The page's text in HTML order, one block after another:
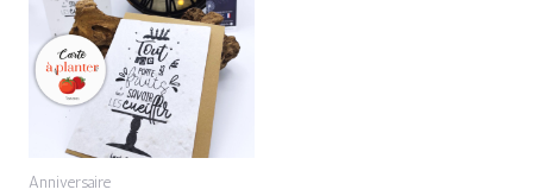
Anniversaire